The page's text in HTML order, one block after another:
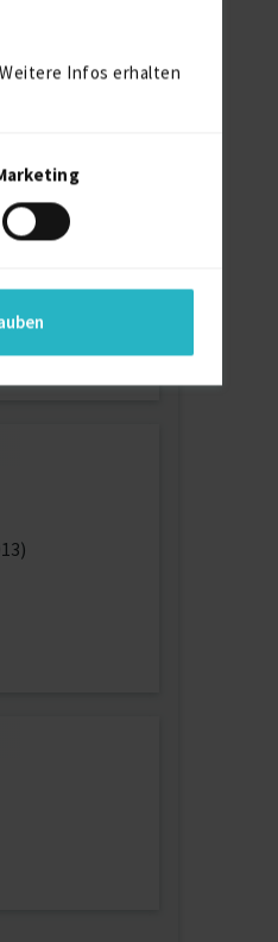
Infos erhalten